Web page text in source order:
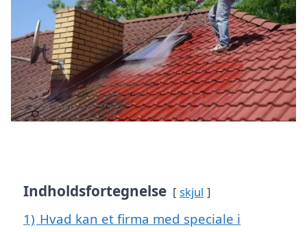
Indholdsfortegnelse skjul
1) Hvad kan et firma med speciale i